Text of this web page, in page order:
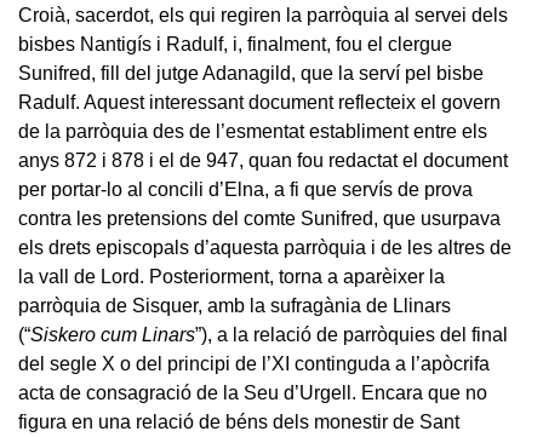
Croià, sacerdot, els qui regiren la parròquia al servei dels
bisbes Nantigís i Radulf, i, finalment, fou el clergue
Sunifred, fill del jutge Adanagild, que la serví pel bisbe
Radulf. Aquest interessant document reflecteix el govern
de la parròquia des de l’esmentat establiment entre els
anys 872 i 878 i el de 947, quan fou redactat el document
per portar-lo al concili d’Elna, a fi que servís de prova
contra les pretensions del comte Sunifred, que usurpava
els drets episcopals d’aquesta parròquia i de les altres de
la vall de Lord. Posteriorment, torna a aparèixer la
parròquia de Sisquer, amb la sufragània de Llinars
(“Siskero cum Linars”), a la relació de parròquies del final
del segle X o del principi de l’XI continguda a l’apòcrifa
acta de consagració de la Seu d’Urgell. Encara que no
figura en una relació de béns dels monestir de Sant